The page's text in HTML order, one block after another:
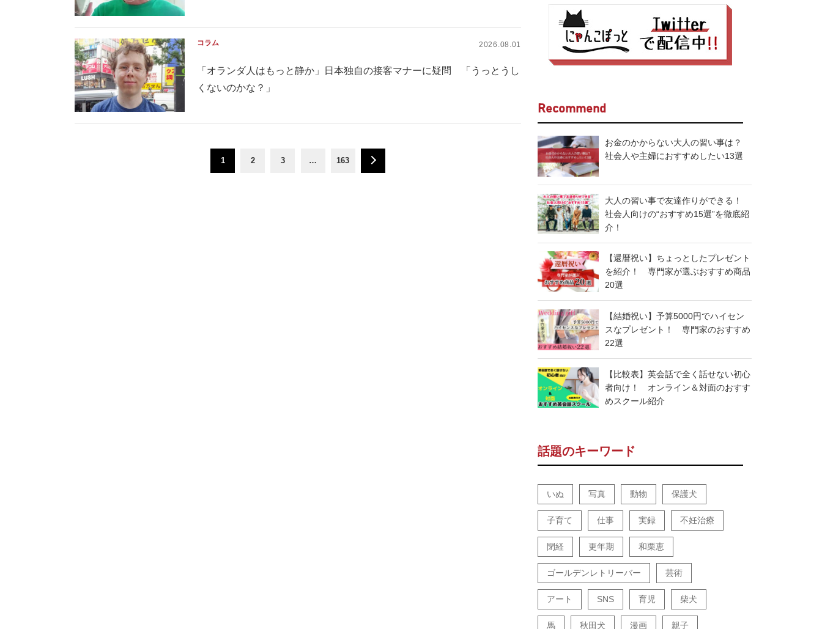
コラム 2026.08.01
「オランダ人はもっと静か」日本独自の接客マナーに疑問 「うっとうし
くないのかな？」
1 2 3 … 163
Recommend
お金のかからない大人の習い事は？
社会人や主婦におすすめしたい13選
大人の習い事で友達作りができる！
社会人向けの“おすすめ15選”を徹底紹
介！
【還暦祝い】ちょっとしたプレゼント
を紹介！ 専門家が選ぶおすすめ商品
20選
【結婚祝い】予算5000円でハイセン
スなプレゼント！ 専門家のおすすめ
22選
【比較表】英会話で全く話せない初心
者向け！ オンライン＆対面のおすす
めスクール紹介
話題のキーワード
いぬ 写真 動物 保護犬
子育て 仕事 実録 不妊治療
閉経 更年期 和栗恵
ゴールデンレトリーバー 芸術
アート SNS 育児 柴犬
馬 秋田犬 漫画 親子